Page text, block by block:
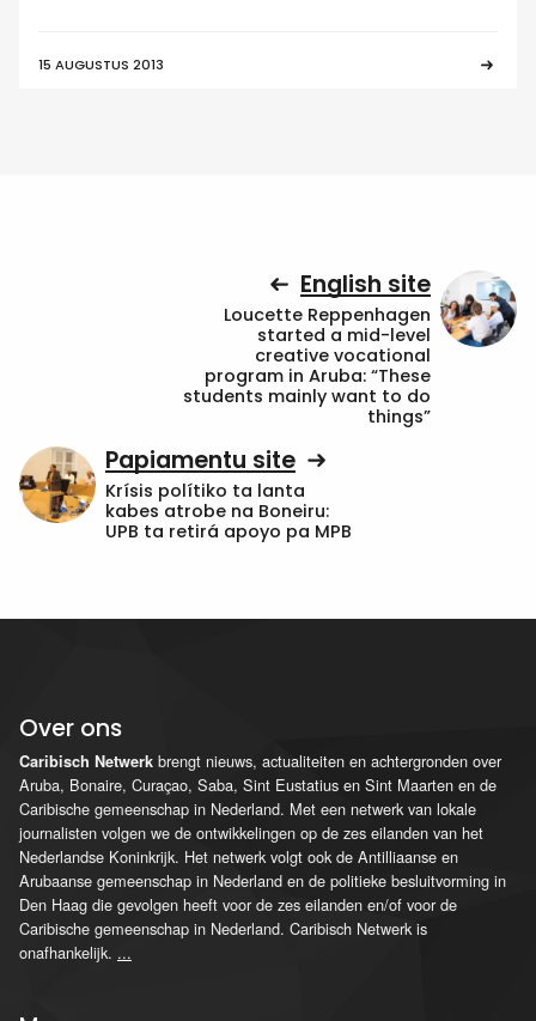
15 AUGUSTUS 2013
English site
Loucette Reppenhagen
started a mid-level
creative vocational
program in Aruba: “These
students mainly want to do
things”
Papiamentu site
Krísis polítiko ta lanta
kabes atrobe na Boneiru:
UPB ta retirá apoyo pa MPB
Over ons
Caribisch Netwerk brengt nieuws, actualiteiten en achtergronden over
Aruba, Bonaire, Curaçao, Saba, Sint Eustatius en Sint Maarten en de
Caribische gemeenschap in Nederland. Met een netwerk van lokale
journalisten volgen we de ontwikkelingen op de zes eilanden van het
Nederlandse Koninkrijk. Het netwerk volgt ook de Antilliaanse en
Arubaanse gemeenschap in Nederland en de politieke besluitvorming in
Den Haag die gevolgen heeft voor de zes eilanden en/of voor de
Caribische gemeenschap in Nederland. Caribisch Netwerk is
onafhankelijk. ...